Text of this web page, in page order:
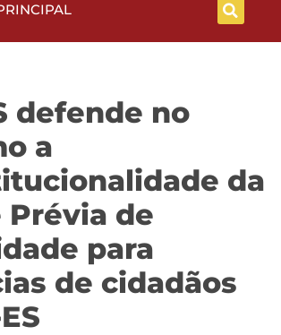
defende no
a
da
Prévia de
para
de cidadãos